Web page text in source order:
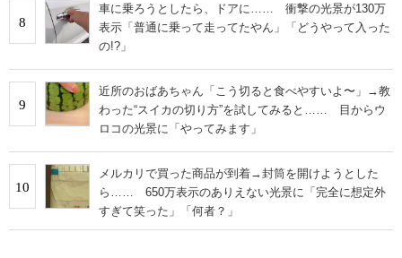
8
車に乗ろうとしたら、ドアに…… 衝撃の光景が130万
表示「普通に乗って走ってたやん」「どうやって入った
の!?」
9
近所のおばあちゃん「こう切ると食べやすいよ〜」→教
わった“スイカの切り方”を試してみると…… 目からウ
ロコの光景に「やってみます」
10
メルカリで買った商品が到着→封筒を開けようとした
ら…… 650万表示のありえない光景に「完全に想定外
すぎて笑った」「何者？」